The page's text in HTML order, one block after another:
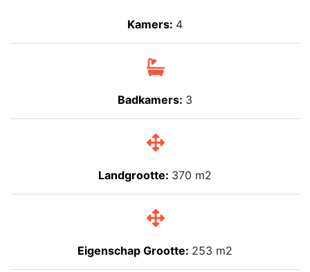
Kamers: 4
Badkamers: 3
Landgrootte: 370 m2
Eigenschap Grootte: 253 m2